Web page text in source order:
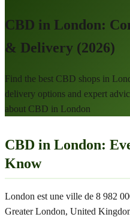
CBD in London:
& Delivery (2026)
Find the best CBD shops in
delivery options and expert
about CBD in London
CBD in London:
Know
London est une ville de 8 982
Greater London, United